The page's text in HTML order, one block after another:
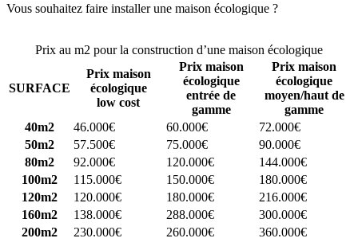
Vous souhaitez faire installer une maison écologique ?
Prix au m2 pour la construction d’une maison écologique
SURFACE
Prix maison
écologique
low cost
Prix maison
écologique
entrée de
gamme
Prix maison
écologique
moyen/haut de
gamme
40m2
46.000€ 60.000€
72.000€
50m2
57.500€ 75.000€
90.000€
80m2
92.000€ 120.000€
144.000€
100m2
115.000€ 150.000€
180.000€
120m2
120.000€ 180.000€
216.000€
160m2
138.000€ 288.000€
300.000€
200m2
230.000€ 260.000€ 360.000€